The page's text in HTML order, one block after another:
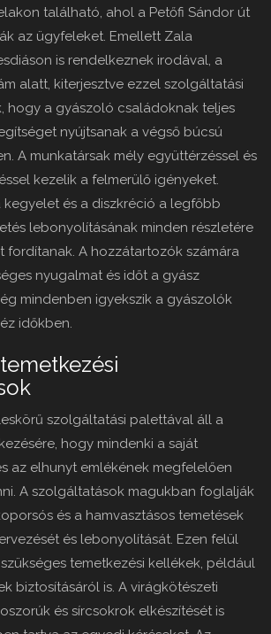
található, ahol a Petőfi Sándor út
az ügyfeleket. Emellett Zala
is rendelkeznek irodával, a
alatt, kiterjesztve ezzel szolgáltatási
hogy a gyászoló családoknak teljes
nyújtsanak a végső búcsú
A munkatársak mély együttérzéssel és
kezelik a felmerülő igényeket.
kegyelet és a diszkréció a legfőbb
lebonyolításának minden részletére
fordítanak. A hozzátartozók számára
nyugalmat és időt a gyász
mindenben igyekszik a gyászolók
időkben.
szolgáltatási palettával áll a
hogy mindenki a saját
az elhunyt emlékének megfelelően
A szolgáltatások magukban foglalják
és a hamvasztásos temetések
és lebonyolítását. Ezen felül
temetkezési kellékek, például
biztosításáról is. A virágkötészeti
és sírcsokrok elkészítését is